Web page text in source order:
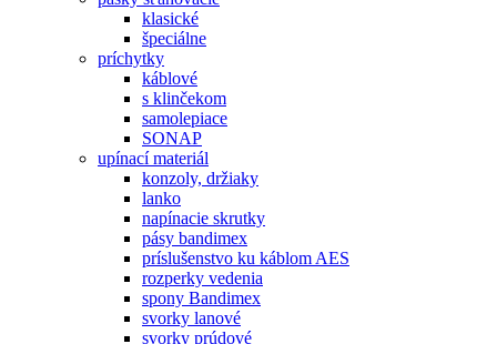
klasické
špeciálne
príchytky
káblové
s klinčekom
samolepiace
SONAP
upínací materiál
konzoly, držiaky
lanko
napínacie skrutky
pásy bandimex
príslušenstvo ku káblom AES
rozperky vedenia
spony Bandimex
svorky lanové
svorky prúdové